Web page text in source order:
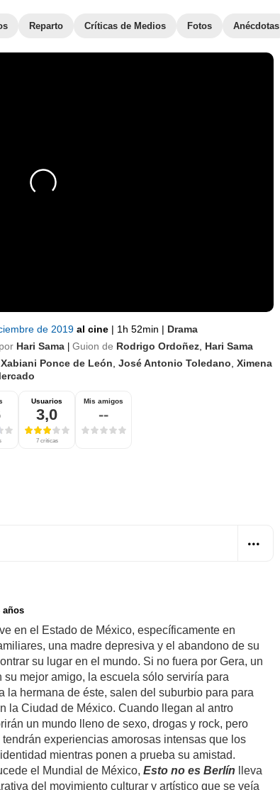
Reparto Críticas de Medios Fotos Anécdotas
de 2019 al cine | 1h 52min | Drama
Hari Sama | Guion de Rodrigo Ordoñez Hari Sama
Xabiani Ponce de León José Antonio Toledano Ximena
Usuarios
3,0
7 críticas
Mis amigos
--
años
en el Estado de México, específicamente en
una madre depresiva y el abandono de su
su lugar en el mundo. Si no fuera por Gera, un
mejor amigo, la escuela sólo serviría para
la hermana de éste, salen del suburbio para para
la Ciudad de México. Cuando llegan al antro
un mundo lleno de sexo, drogas y rock, pero
experiencias amorosas intensas que los
mientras ponen a prueba su amistad.
el Mundial de México, Esto no es Berlín lleva
del movimiento culturar y artístico que se veía